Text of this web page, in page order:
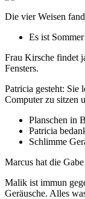
Die vier Weisen
Es ist
Frau Kirsche findet
Fensters.
Patricia gesteht: Sie
Computer zu sitzen
Planschen in
Patricia
Schlimme
Marcus hat die
Malik ist immun
Geräusche. Alles